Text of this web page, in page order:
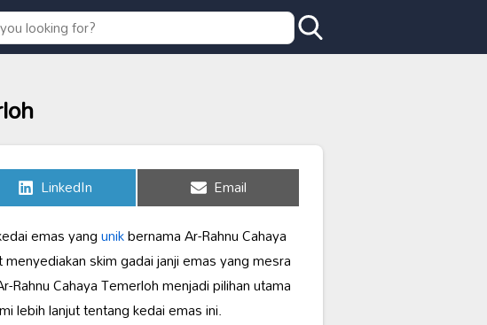
Share
on
LinkedIn Share
on
Email
emas yangunikbernama Ar-Rahnu Cahaya
menyediakan skim gadai janji emas yang mesra
Cahaya Temerloh menjadi pilihan utama
lebih lanjut tentang kedai emas ini.